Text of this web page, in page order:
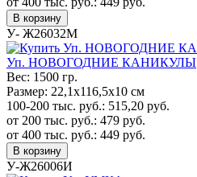
В корзину
У- Ж26032М
Уп. НОВОГОДНИЕ КАНИКУЛЫ
Вес: 1500 гр.
Размер: 22,1х116,5х10 см
100-200 тыс. руб.: 515,20 руб.
от 200 тыс. руб.: 479 руб.
от 400 тыс. руб.: 449 руб.
В корзину
У-Ж26006И